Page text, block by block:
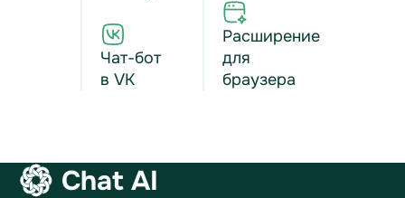
Чат-бот
в VK
Расширение
для
браузера
Chat AI